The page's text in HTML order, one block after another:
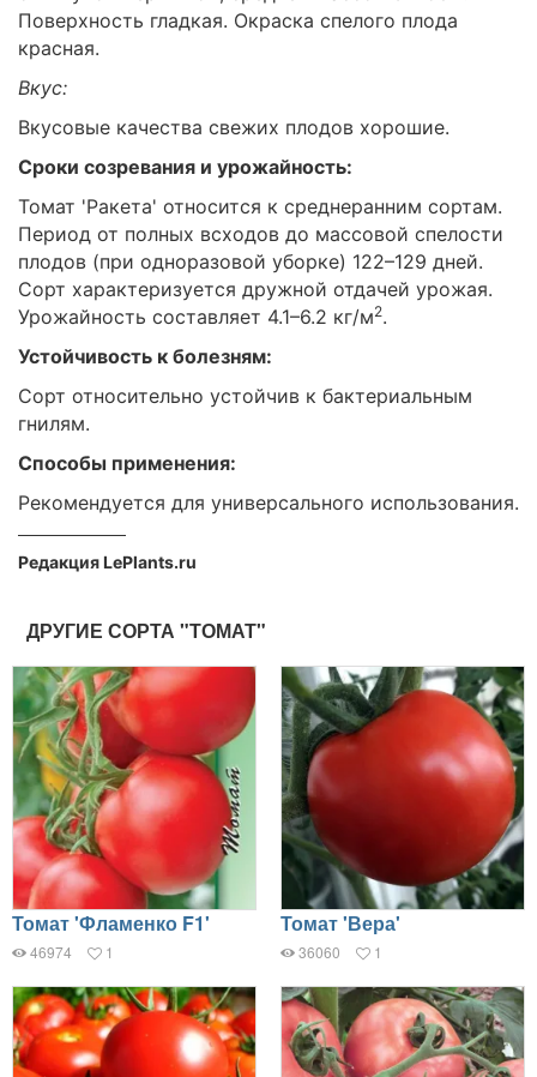
Поверхность гладкая. Окраска спелого плода
красная.
Вкус:
Вкусовые качества свежих плодов хорошие.
Сроки созревания и урожайность:
Томат 'Ракета' относится к среднеранним сортам.
Период от полных всходов до массовой спелости
плодов (при одноразовой уборке) 122–129 дней.
Сорт характеризуется дружной отдачей урожая.
Урожайность составляет 4.1–6.2 кг/м2.
Устойчивость к болезням:
Сорт относительно устойчив к бактериальным
гнилям.
Способы применения:
Рекомендуется для универсального использования.
Редакция LePlants.ru
ДРУГИЕ СОРТА "ТОМАТ"
Томат 'Фламенко F1'
46974 1
Томат 'Вера'
36060 1